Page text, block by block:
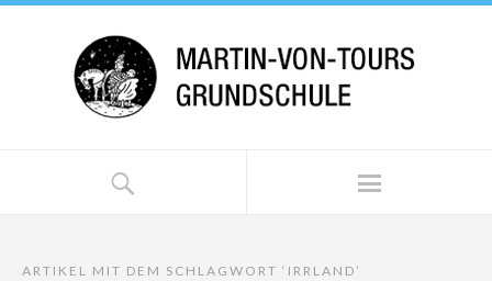
ARTIKEL MIT DEM SCHLAGWORT ‘ IRRLAND ’